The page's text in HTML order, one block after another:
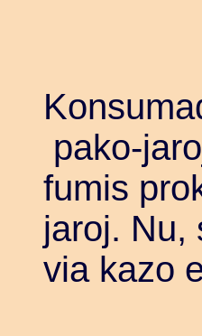
pako-
fumis
jaroj. Nu,
via kazo